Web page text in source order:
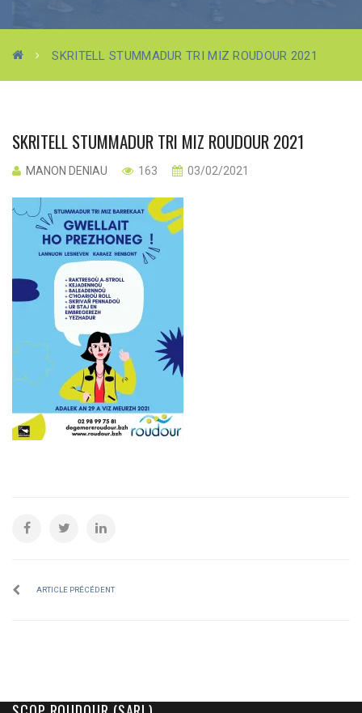
SKRITELL STUMMADUR TRI MIZ ROUDOUR 2021
SKRITELL STUMMADUR TRI MIZ ROUDOUR 2021
MANON DENIAU 163 03/02/2021
ARTICLE PRÉCÉDENT